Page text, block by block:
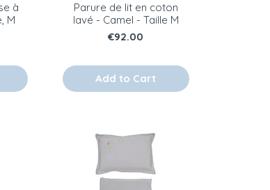
à
M
Parure de lit en coton
lavé - Camel - Taille M
Price
€92.00
Add to Cart